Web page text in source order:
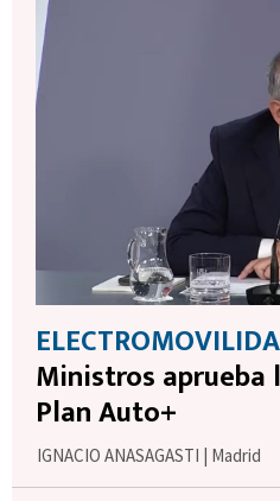
Ministros aprueba
Plan Auto+
IGNACIO ANASAGASTI | Madrid